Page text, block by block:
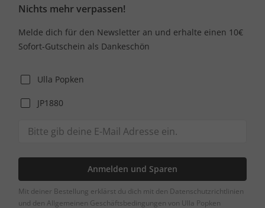
Nichts mehr verpassen!
Melde dich für den Newsletter an und erhalte einen 10€
Sofort-Gutschein als Dankeschön
Ulla Popken
JP1880
Anmelden und Sparen
Mit deiner Bestellung erklärst du dich mit den Datenschutzrichtlinien
und den Allgemeinen Geschäftsbedingungen von Ulla Popken